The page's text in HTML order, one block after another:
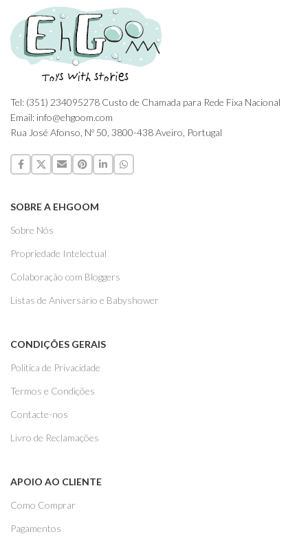
Tel: (351) 234095278 Custo de Chamada para Rede Fixa Nacional
Email: info@ehgoom.com
Rua José Afonso, Nº 50, 3800-438 Aveiro, Portugal
SOBRE A EHGOOM
Sobre Nós
Propriedade Intelectual
Colaboração com Bloggers
Listas de Aniversário e Babyshower
CONDIÇÕES GERAIS
Politica de Privacidade
Termos e Condições
Contacte-nos
Livro de Reclamações
APOIO AO CLIENTE
Como Comprar
Pagamentos